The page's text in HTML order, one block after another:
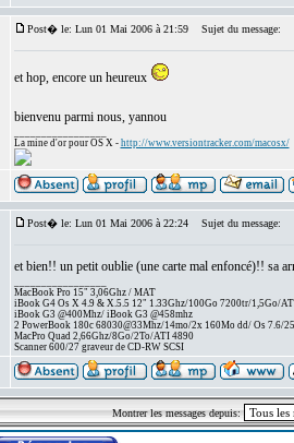
Post� le: Lun 01 Mai 2006 à 21:59 Sujet du message:
et hop, encore un heureux
bienvenu parmi nous, yannou
La mine d'or pour OS X - http://www.versiontracker.com/macosx/
Post� le: Lun 01 Mai 2006 à 22:24 Sujet du message:
et bien!! un petit oublie (une carte mal enfoncé)!! sa
MacBook Pro 15" 3,06Ghz / MAT
iBook G4 Os X 4.9 & X.5.5 12" 1.33Ghz/100Go 7200tr/1,5Go/
iBook G3 @400Mhz/ iBook G3 @458mhz
2 PowerBook 180c 68030@33Mhz/14mo/2x 160Mo dd/ Os 7.6/
MacPro Quad 2,66Ghz/8Go/2To/ATI 4890
Scanner 600/27 graveur de CD-RW SCSI
Montrer les messages depuis: